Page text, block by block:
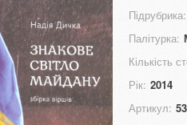
Підрубрика:
Палітурка:
Кількість
Рік: 2014
Артикул: